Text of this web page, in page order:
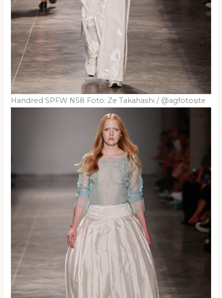
Handred SPFW N58 Foto: Ze Takahashi / @agfotosite